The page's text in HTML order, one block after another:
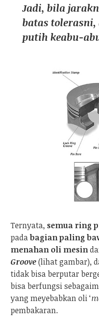
Jadi, bila
batas
putih keabu-
Ternyata, semua ring
padabagian paling
menahan oli mesin
Groove(lihat gambar),
tidak bisa berputar
bisa berfungsi
yang meyebabkan oli ‘
pembakaran.